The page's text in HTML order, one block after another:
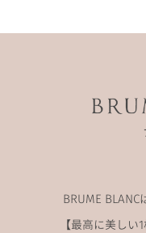
BRUME BLANC
【最高に美しい